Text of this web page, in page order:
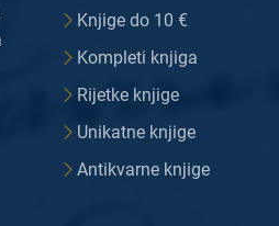
Knjige do 10 €
Kompleti knjiga
Rijetke knjige
Unikatne knjige
Antikvarne knjige